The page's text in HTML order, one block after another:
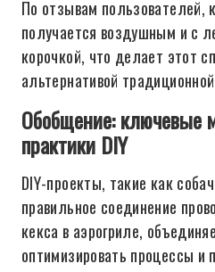
По отзывам пользователей,
получается воздушным и с
корочкой, что делает этот
альтернативой
Обобщение: ключевые
практики DIY
DIY-проекты, такие как
правильное соединение
кекса в аэрогриле,
оптимизировать процессы и